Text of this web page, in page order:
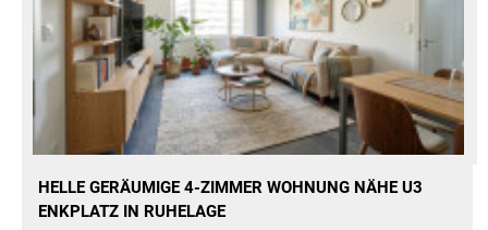
HELLE GERÄUMIGE 4-ZIMMER WOHNUNG NÄHE U3
ENKPLATZ IN RUHELAGE